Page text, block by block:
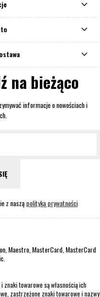
na bieżąco
informacje o nowościach i
z naszą polityką prywatności
Maestro, MasterCard, MasterCard
towarowe są własnością ich
zastrzeżone znaki towarowe i nazwy